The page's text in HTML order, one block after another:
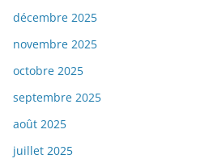
décembre 2025
novembre 2025
octobre 2025
septembre 2025
août 2025
juillet 2025